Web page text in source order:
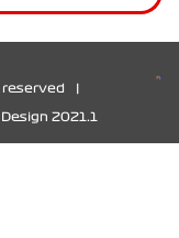
reserved
Design 2021.1